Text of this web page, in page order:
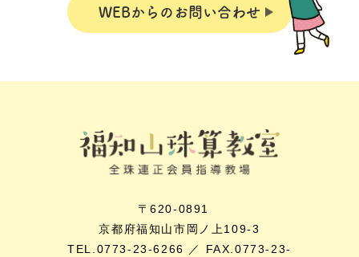
WEBからのお問い合わせ
〒620-0891
京都府福知山市岡ノ上109-3
TEL.0773-23-6266 ／ FAX.0773-23-